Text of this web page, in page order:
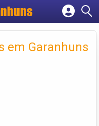
empresa
em Garanhuns